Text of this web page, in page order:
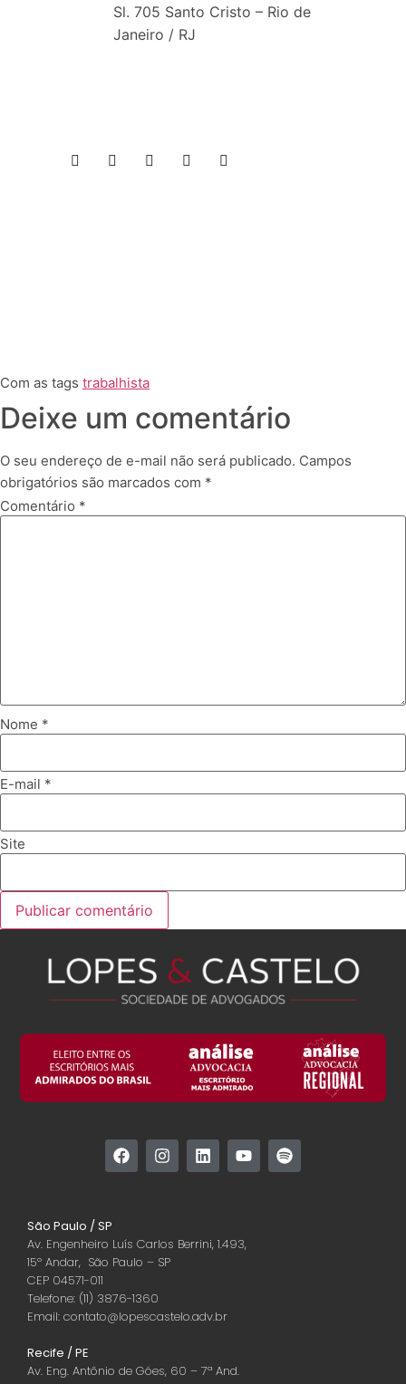
Sl. 705 Santo Cristo – Rio de
Janeiro / RJ
Com as tags trabalhista
Deixe um comentário
O seu endereço de e-mail não será publicado. Campos
obrigatórios são marcados com *
Comentário *
Nome *
E-mail *
Site
São Paulo / SP
Av. Engenheiro Luís Carlos Berrini, 1.493,
15º Andar, São Paulo – SP
CEP 04571-011
Telefone: (11) 3876-1360
Email: contato@lopescastelo.adv.br
Recife / PE
Av. Eng. Antônio de Góes, 60 – 7ª And.